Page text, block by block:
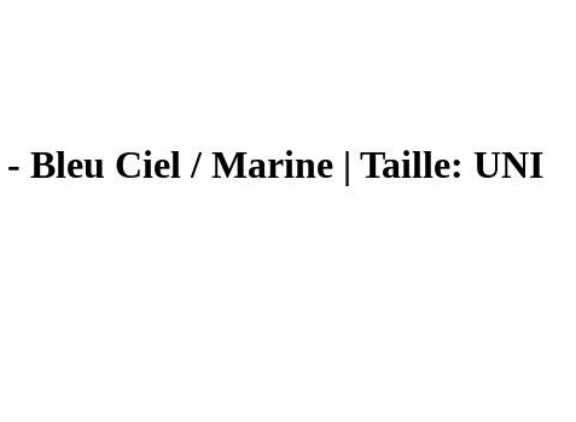
Bleu Ciel / Marine | Taille: UNI